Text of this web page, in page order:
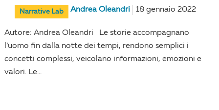
Narrative Lab Andrea Oleandri 18 gennaio 2022
Autore: Andrea Oleandri Le storie accompagnano
l’uomo fin dalla notte dei tempi, rendono semplici i
concetti complessi, veicolano informazioni, emozioni e
valori. Le...